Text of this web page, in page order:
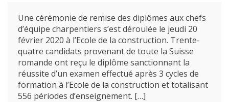
Une cérémonie de remise des diplômes aux chefs
d’équipe charpentiers s’est déroulée le jeudi 20
février 2020 à l’Ecole de la construction. Trente-
quatre candidats provenant de toute la Suisse
romande ont reçu le diplôme sanctionnant la
réussite d’un examen effectué après 3 cycles de
formation à l’Ecole de la construction et totalisant
556 périodes d’enseignement. […]